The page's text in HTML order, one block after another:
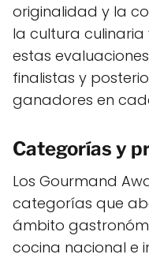
originalidad y la
la cultura
estas
finalistas y
ganadores en
Categorías y
Los Gourmand
categorías que
ámbito
cocina nacional e